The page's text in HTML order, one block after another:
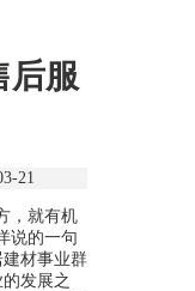
后服
21
，就有机
说的一句
材事业群
发展之